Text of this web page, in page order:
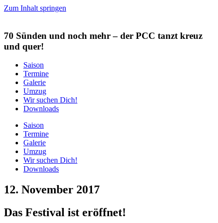
Zum Inhalt springen
70 Sünden und noch mehr – der PCC tanzt kreuz
und quer!
Saison
Termine
Galerie
Umzug
Wir suchen Dich!
Downloads
Saison
Termine
Galerie
Umzug
Wir suchen Dich!
Downloads
12. November 2017
Das Festival ist eröffnet!